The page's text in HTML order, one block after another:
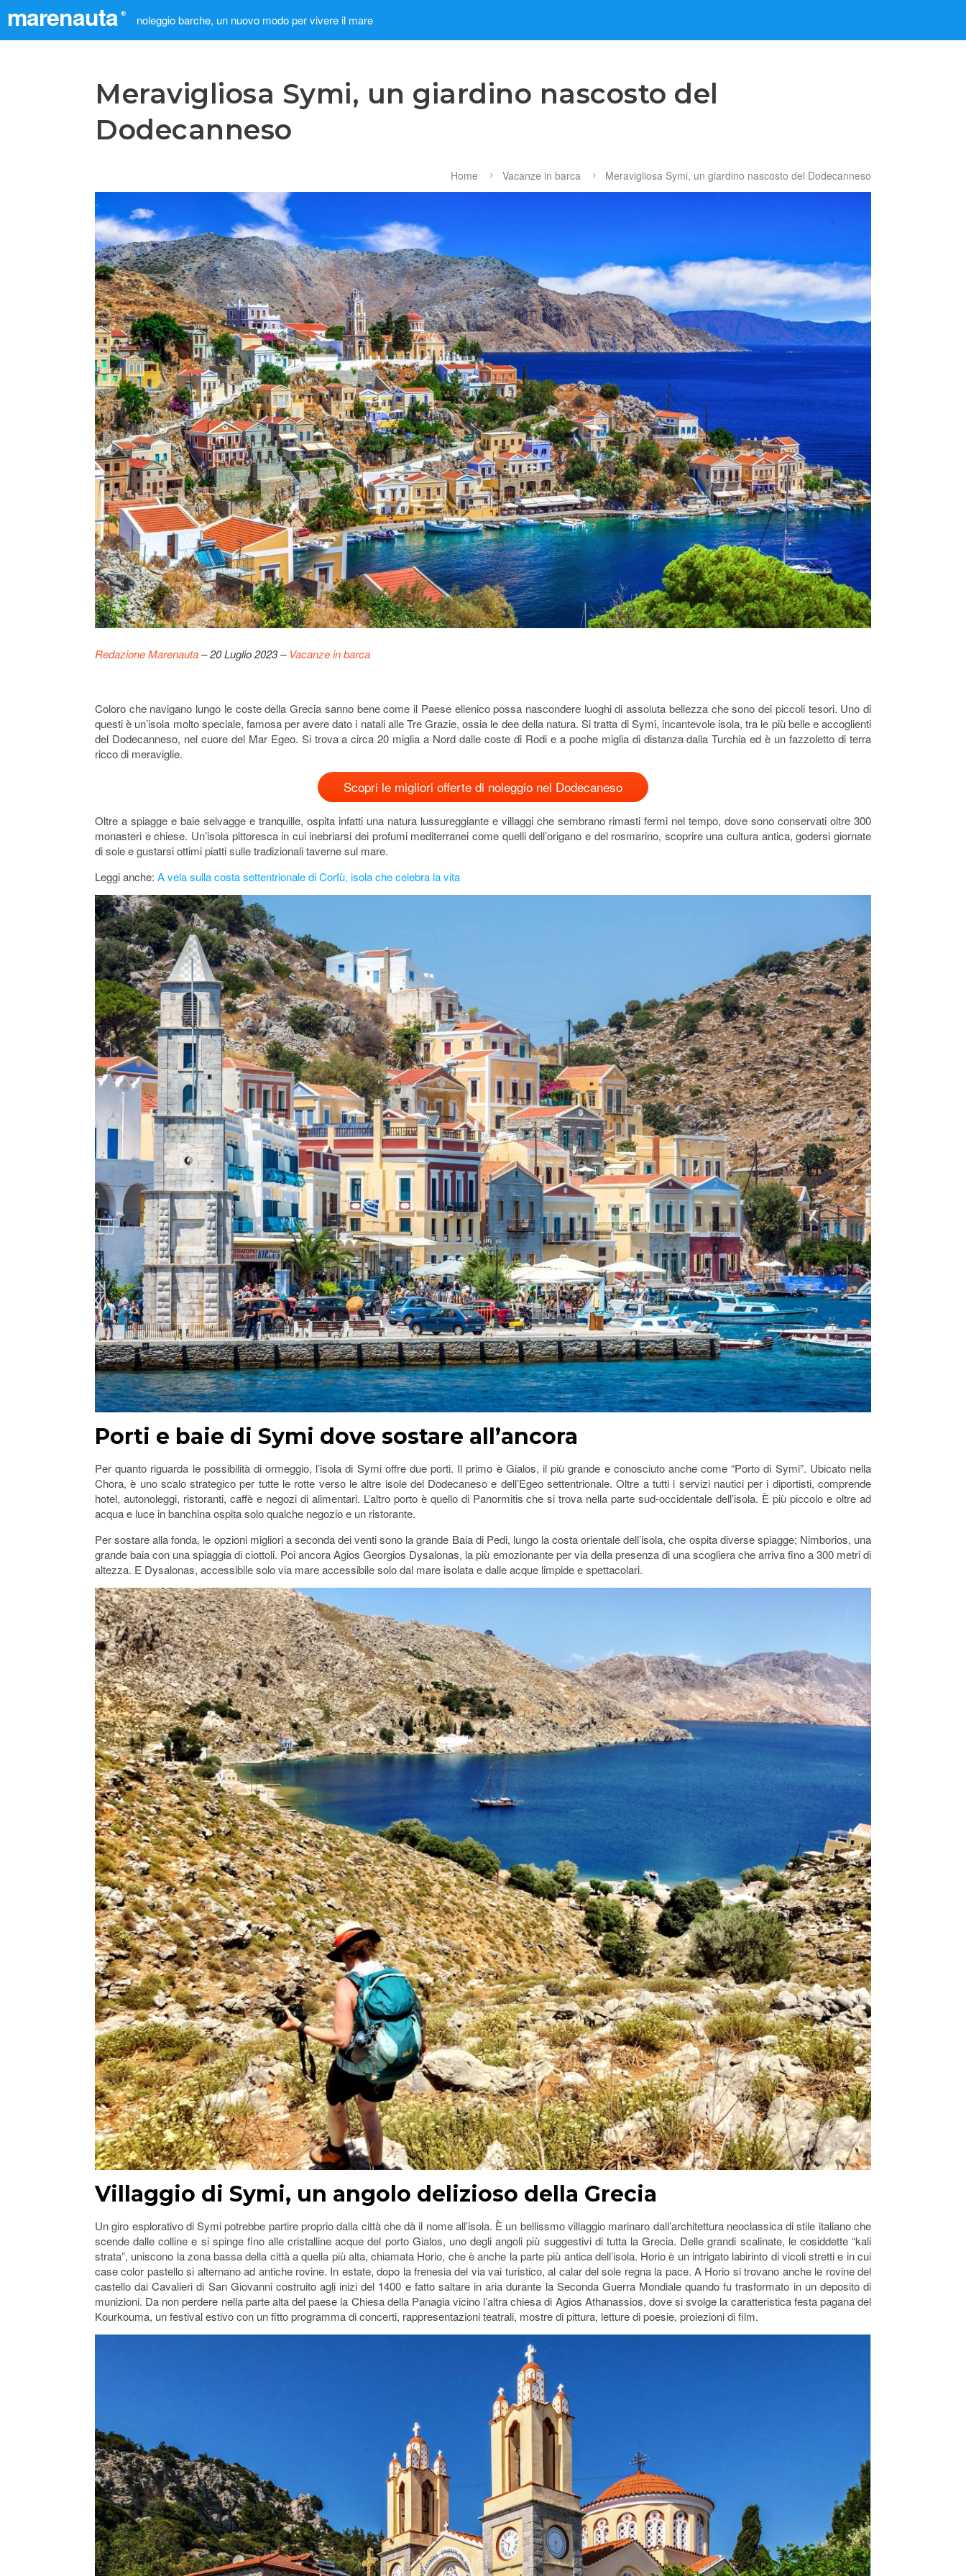
marenauta ® noleggio barche, un nuovo modo per vivere il mare
Meravigliosa Symi, un giardino nascosto del
Dodecanneso
Home Vacanze in barca Meravigliosa Symi, un giardino nascosto del Dodecanneso
Redazione Marenauta– 20 Luglio 2023 – Vacanze in barca
Coloro che navigano lungo le coste della Grecia sanno bene come il Paese ellenico possa nascondere luoghi di assoluta bellezza che sono dei piccoli tesori. Uno di
questi è un’isola molto speciale, famosa per avere dato i natali alle Tre Grazie, ossia le dee della natura. Si tratta di Symi, incantevole isola, tra le più belle e accoglienti
del Dodecanneso, nel cuore del Mar Egeo. Si trova a circa 20 miglia a Nord dalle coste di Rodi e a poche miglia di distanza dalla Turchia ed è un fazzoletto di terra
ricco di meraviglie.
Scopri le migliori offerte di noleggio nel Dodecaneso
Oltre a spiagge e baie selvagge e tranquille, ospita infatti una natura lussureggiante e villaggi che sembrano rimasti fermi nel tempo, dove sono conservati oltre 300
monasteri e chiese. Un’isola pittoresca in cui inebriarsi dei profumi mediterranei come quelli dell’origano e del rosmarino, scoprire una cultura antica, godersi giornate
di sole e gustarsi ottimi piatti sulle tradizionali taverne sul mare.
Leggi anche: A vela sulla costa settentrionale di Corfù, isola che celebra la vita
Porti e baie di Symi dove sostare all’ancora
Per quanto riguarda le possibilità di ormeggio, l’isola di Symi offre due porti. Il primo è Gialos, il più grande e conosciuto anche come “Porto di Symi”. Ubicato nella
Chora, è uno scalo strategico per tutte le rotte verso le altre isole del Dodecaneso e dell’Egeo settentrionale. Oltre a tutti i servizi nautici per i diportisti, comprende
hotel, autonoleggi, ristoranti, caffè e negozi di alimentari. L’altro porto è quello di Panormitis che si trova nella parte sud-occidentale dell’isola. È più piccolo e oltre ad
acqua e luce in banchina ospita solo qualche negozio e un ristorante.
Per sostare alla fonda, le opzioni migliori a seconda dei venti sono la grande Baia di Pedi, lungo la costa orientale dell’isola, che ospita diverse spiagge; Nimborios, una
grande baia con una spiaggia di ciottoli. Poi ancora Agios Georgios Dysalonas, la più emozionante per via della presenza di una scogliera che arriva fino a 300 metri di
altezza. E Dysalonas, accessibile solo via mare accessibile solo dal mare isolata e dalle acque limpide e spettacolari.
Villaggio di Symi, un angolo delizioso della Grecia
Un giro esplorativo di Symi potrebbe partire proprio dalla città che dà il nome all’isola. È un bellissmo villaggio marinaro dall’architettura neoclassica di stile italiano che
scende dalle colline e si spinge fino alle cristalline acque del porto Gialos, uno degli angoli più suggestivi di tutta la Grecia. Delle grandi scalinate, le cosiddette “kali
strata”, uniscono la zona bassa della città a quella più alta, chiamata Horio, che è anche la parte più antica dell’isola. Horio è un intrigato labirinto di vicoli stretti e in cui
case color pastello si alternano ad antiche rovine. In estate, dopo la frenesia del via vai turistico, al calar del sole regna la pace. A Horio si trovano anche le rovine del
castello dai Cavalieri di San Giovanni costruito agli inizi del 1400 e fatto saltare in aria durante la Seconda Guerra Mondiale quando fu trasformato in un deposito di
munizioni. Da non perdere nella parte alta del paese la Chiesa della Panagia vicino l’altra chiesa di Agios Athanassios, dove si svolge la caratteristica festa pagana del
Kourkouma, un festival estivo con un fitto programma di concerti, rappresentazioni teatrali, mostre di pittura, letture di poesie, proiezioni di film.